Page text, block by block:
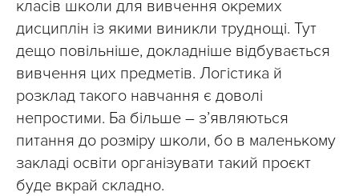
класів школи для вивчення окремих
дисциплін із якими виникли труднощі. Тут
дещо повільніше, докладніше відбувається
вивчення цих предметів. Логістика й
розклад такого навчання є доволі
непростими. Ба більше – з’являються
питання до розміру школи, бо в маленькому
закладі освіти організувати такий проєкт
буде вкрай складно.